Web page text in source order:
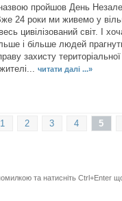
пройшов День
24 роки ми живемо у
цивілізований світ. І
і більше людей
захисту
читати далі ...»
5
4
3
2
1
та натисніть Ctrl+Enter